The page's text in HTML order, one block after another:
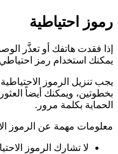
رموز احتياطية
إذا فقدت هاتفك أو تعذَّر
يمكنك استخدام رمز
يجب تنزيل الرموز
بخطوتين، ويمكنك أيضاً
الحماية بكلمة مرور.
معلومات مهمة عن الرموز
لا تشارك الرموز